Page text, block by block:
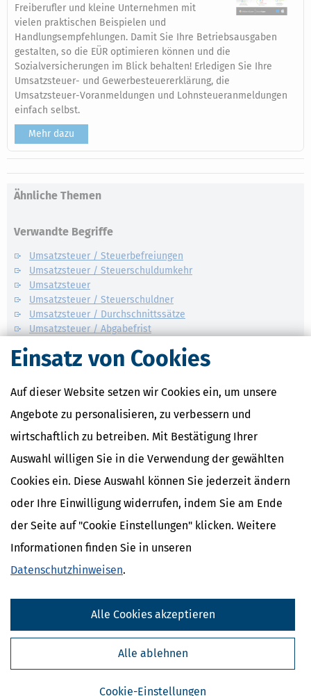
Einsatz von Cookies
Auf dieser Website setzen wir Cookies ein, um unsere
Angebote zu personalisieren, zu verbessern und
wirtschaftlich zu betreiben. Mit Bestätigung Ihrer
Auswahl willigen Sie in die Verwendung der gewählten
Cookies ein. Diese Auswahl können Sie jederzeit ändern
oder Ihre Einwilligung widerrufen, indem Sie am Ende
der Seite auf "Cookie Einstellungen" klicken. Weitere
Informationen finden Sie in unseren
Datenschutzhinweisen.
Cookie-Einstellungen
Alle ablehnen
Alle Cookies akzeptieren
Freiberufler und kleine Unternehmen mit
vielen praktischen Beispielen und
Handlungsempfehlungen. Damit Sie Ihre Betriebsausgaben
gestalten, so die EÜR optimieren können und die
Sozialversicherungen im Blick behalten! Erledigen Sie Ihre
Umsatzsteuer- und Gewerbesteuererklärung, die
Umsatzsteuer-Voranmeldungen und Lohnsteueranmeldungen
einfach selbst.
Mehr dazu
Ähnliche Themen
Verwandte Begriffe
Umsatzsteuer / Steuerbefreiungen
Umsatzsteuer / Steuerschuldumkehr
Umsatzsteuer
Umsatzsteuer / Steuerschuldner
Umsatzsteuer / Durchschnittssätze
Umsatzsteuer / Abgabefrist
Umsatzsteuer / Grundstückslieferungen
Umsatzsteuer / Reihengeschäft
Steuertipps
Steuertipps Selbstständige
Ja, ich möchte die kostenlosen Newsletter